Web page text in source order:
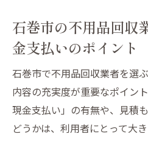
即日現金支払いで持
する方法
石巻市の粗大ごみ持
い分け方
粗大ごみの分別と回
即日現金支払いの利点
石巻市の不用品回収
金支払いのポイント
石巻市で不用品回収業者を選
内容の充実度が重要なポイン
現金支払い」の有無や、見積
どうかは、利用者にとって大